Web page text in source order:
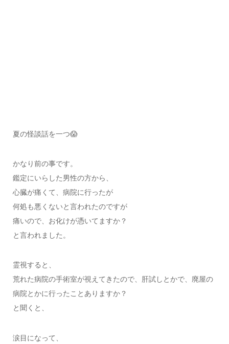
夏の怪談話を一つ😱
かなり前の事です。
鑑定にいらした男性の方から、
心臓が痛くて、病院に行ったが
何処も悪くないと言われたのですが
痛いので、お化けが憑いてますか？
と言われました。
霊視すると、
荒れた病院の手術室が視えてきたので、肝試しとかで、廃屋の
病院とかに行ったことありますか？
と聞くと、
涙目になって、